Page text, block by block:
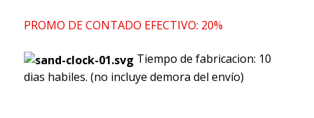
PROMO DE CONTADO EFECTIVO: 20%
Tiempo de fabricacion: 10
dias habiles. (no incluye demora del envío)